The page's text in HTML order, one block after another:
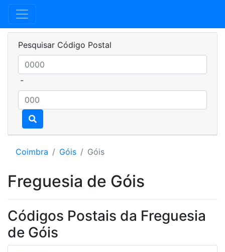
Pesquisar Código Postal
-
Coimbra Góis Góis
Freguesia de Góis
Códigos Postais da Freguesia
de Góis